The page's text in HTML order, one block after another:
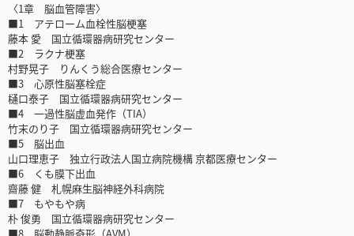
〈1章 脳血管障害〉
■1 アテローム血栓性脳梗塞
藤本 愛 国立循環器病研究センター
■2 ラクナ梗塞
村野晃子 りんくう総合医療センター
■3 心原性脳塞栓症
樋口泰子 国立循環器病研究センター
■4 一過性脳虚血発作（TIA）
竹末のり子 国立循環器病研究センター
■5 脳出血
山口理恵子 独立行政法人国立病院機構 京都医療センター
■6 くも膜下出血
齋藤 健 札幌麻生脳神経外科病院
■7 もやもや病
朴 俊勇 国立循環器病研究センター